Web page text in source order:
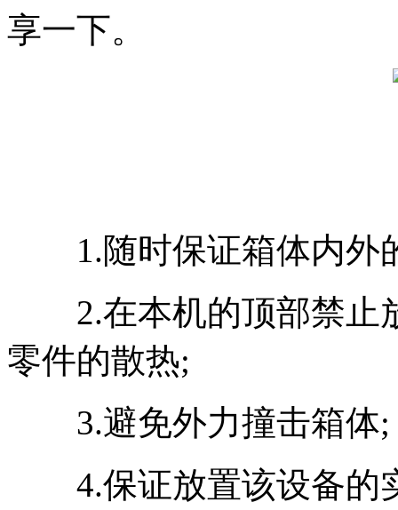
享一下。
1.随时保证箱体内外
2.在本机的顶部禁止
零件的散热;
3.避免外力撞击箱体;
4.保证放置该设备的